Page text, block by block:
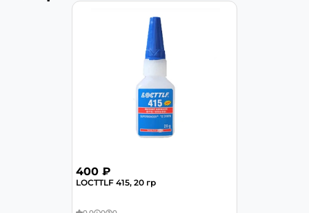
400 ₽
LOCTTLF 415, 20 гр